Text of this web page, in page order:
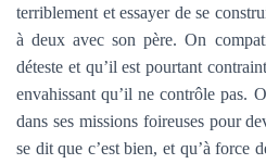
terriblement et essayer de se
à deux avec son père. On
déteste et qu’il est pourtant
envahissant qu’il ne contrôle pas.
dans ses missions foireuses pour
se dit que c’est bien, et qu’à force